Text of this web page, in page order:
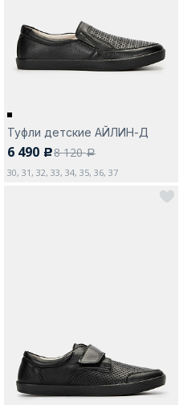
Да, все верно
Туфли детские АЙЛИН-Д
6 490 c8 120a
30, 31, 32, 33, 34, 35, 36, 37